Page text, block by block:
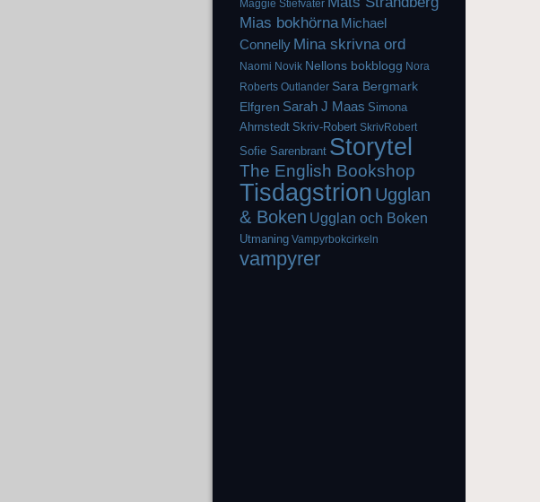
Maggie Stiefvater
Mias bokhörna Michael
Connelly Mina skrivna ord
Naomi Novik Nellons bokblogg Nora
Roberts Outlander Sara Bergmark
Elfgren Sarah J Maas Simona
Ahrnstedt Skriv-Robert SkrivRobert
Sofie Sarenbrant Storytel
The English Bookshop
Tisdagstrion Ugglan
& Boken Ugglan och Boken
Utmaning Vampyrbokcirkeln
vampyrer